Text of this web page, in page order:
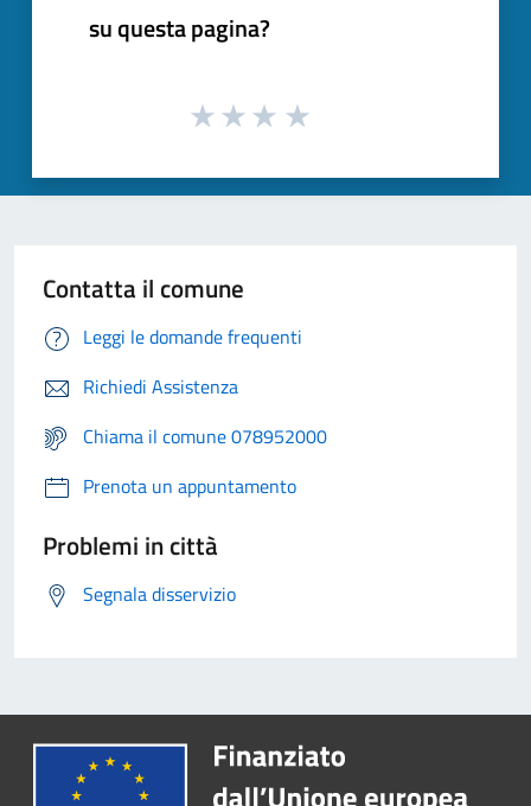
su questa pagina?
Contatta il comune
Leggi le domande frequenti
Richiedi Assistenza
Chiama il comune 078952000
Prenota un appuntamento
Problemi in città
Segnala disservizio